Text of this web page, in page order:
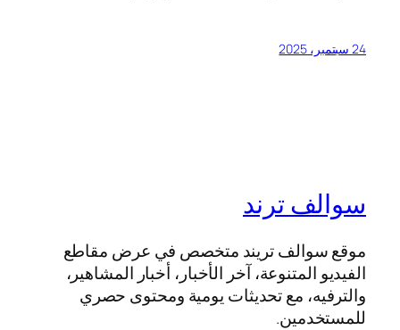
24 سبتمبر، 2025
سوالف ترند
موقع سوالف تريند متخصص في عرض مقاطع
الفيديو المتنوعة، آخر الأخبار، أخبار المشاهير،
والترفيه، مع تحديثات يومية ومحتوى حصري
للمستخدمين.